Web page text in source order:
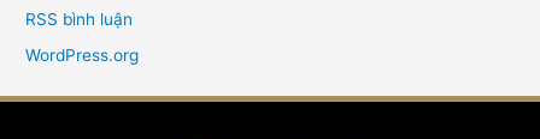
RSS bình luận
WordPress.org